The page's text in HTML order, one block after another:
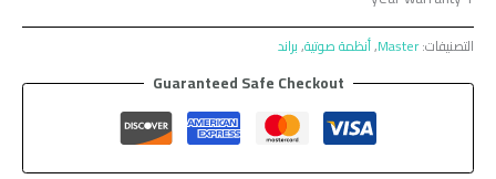
التصنيفات:Master
,أنظمة صوتية,براند
Guaranteed Safe Checkout